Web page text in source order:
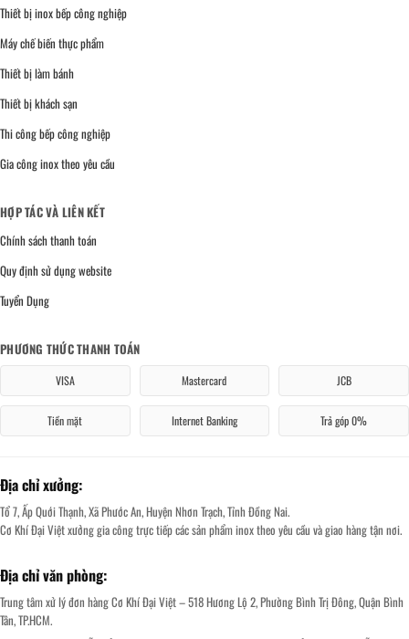
Thiết bị inox bếp công nghiệp
Máy chế biến thực phẩm
Thiết bị làm bánh
Thiết bị khách sạn
Thi công bếp công nghiệp
Gia công inox theo yêu cầu
HỢP TÁC VÀ LIÊN KẾT
Chính sách thanh toán
Quy định sử dụng website
Tuyển Dụng
PHƯƠNG THỨC THANH TOÁN
VISA Mastercard JCB
Tiền mặt Internet Banking Trả góp 0%
Địa chỉ xưởng:
Tổ 7, Ấp Quới Thạnh, Xã Phước An, Huyện Nhơn Trạch, Tỉnh Đồng Nai.
Cơ Khí Đại Việt xưởng gia công trực tiếp các sản phẩm inox theo yêu cầu và giao hàng tận nơi.
Địa chỉ văn phòng:
Trung tâm xử lý đơn hàng Cơ Khí Đại Việt – 518 Hương Lộ 2, Phường Bình Trị Đông, Quận Bình
Tân, TP.HCM.